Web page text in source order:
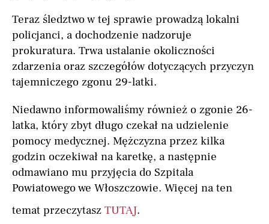
Teraz śledztwo w tej sprawie prowadzą lokalni
policjanci, a dochodzenie nadzoruje
prokuratura. Trwa ustalanie okoliczności
zdarzenia oraz szczegółów dotyczących przyczyn
tajemniczego zgonu 29-latki.
Niedawno informowaliśmy również o zgonie 26-
latka, który zbyt długo czekał na udzielenie
pomocy medycznej. Mężczyzna przez kilka
godzin oczekiwał na karetkę, a następnie
odmawiano mu przyjęcia do Szpitala
Powiatowego we Włoszczowie. Więcej na ten
temat przeczytasz TUTAJ.